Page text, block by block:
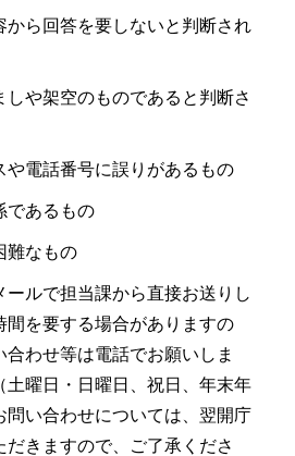
から回答を要しないと判断され
しや架空のものであると判断さ
や電話番号に誤りがあるもの
であるもの
難なもの
ールで担当課から直接お送りし
間を要する場合がありますの
合わせ等は電話でお願いしま
土曜日・日曜日、祝日、年末年
問い合わせについては、翌開庁
だきますので、ご了承くださ